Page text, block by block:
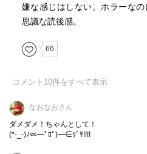
嫌な感じはしない。ホラーな
思議な読後感。
66
コメント 10件をすべて表示
なおなおさん
ダメダメ！ちゃんとして！
(*-_-)ﾉ∝━ﾟﾛﾟ)━∈ｸﾞｻ!!!!